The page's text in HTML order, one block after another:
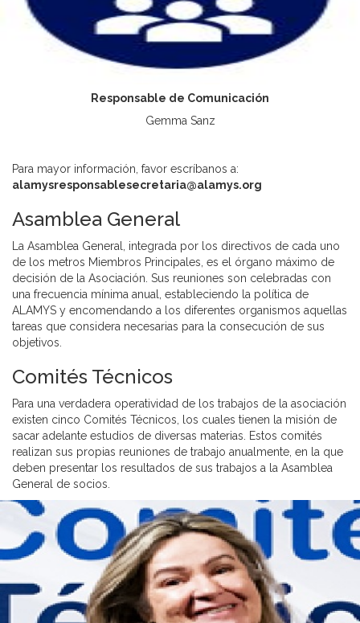
Responsable de Comunicación
Gemma Sanz
Para mayor información, favor escríbanos a:
alamysresponsablesecretaria@alamys.org
Asamblea General
La Asamblea General, integrada por los directivos de cada uno
de los metros Miembros Principales, es el órgano máximo de
decisión de la Asociación. Sus reuniones son celebradas con
una frecuencia mínima anual, estableciendo la política de
ALAMYS y encomendando a los diferentes organismos aquellas
tareas que considera necesarias para la consecución de sus
objetivos.
Comités Técnicos
Para una verdadera operatividad de los trabajos de la asociación
existen cinco Comités Técnicos, los cuales tienen la misión de
sacar adelante estudios de diversas materias. Estos comités
realizan sus propias reuniones de trabajo anualmente, en la que
deben presentar los resultados de sus trabajos a la Asamblea
General de socios.